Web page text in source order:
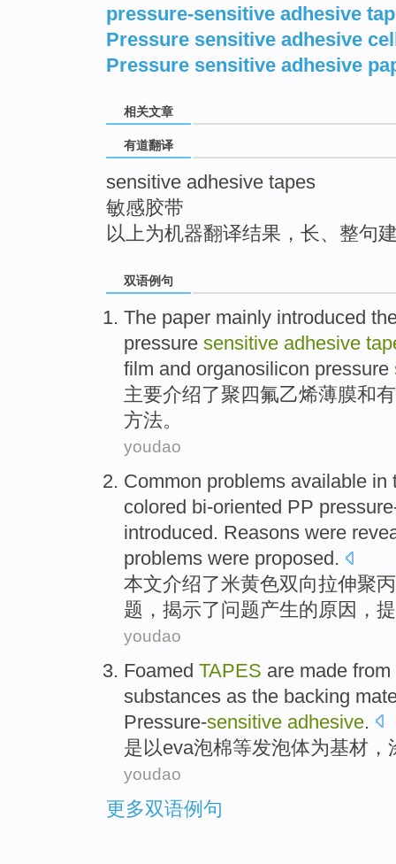
pressure-sensitive adhesive
Pressure sensitive adhesive
Pressure sensitive adhesive
相关文章
有道翻译
sensitive adhesive tapes
敏感胶带
以上为机器翻译结果，长、整句
双语例句
The paper mainly introduced
pressure sensitive adhesive
film and organosilicon pressure
主要介绍了聚四氟乙烯薄膜和
方法。
youdao
Common problems available in
colored bi-oriented PP
introduced. Reasons were
problems were proposed.
本文介绍了米黄色双向拉伸聚
题 ， 揭示了问题产生的 原因 ，
youdao
Foamed TAPES are made from
substances as the backing
Pressure-sensitive adhesive.
是以eva泡棉等发泡体为基材 ，
youdao
更多双语例句